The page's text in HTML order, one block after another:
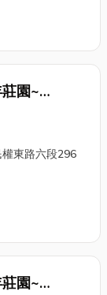
園~
鍛
門caa1
東路六段296
園~